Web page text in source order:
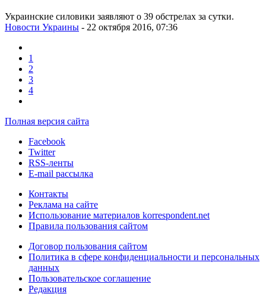
Украинские силовики заявляют о 39 обстрелах за сутки.
Новости Украины - 22 октября 2016, 07:36
1
2
3
4
Полная версия сайта
Facebook
Twitter
RSS-ленты
E-mail рассылка
Контакты
Реклама на сайте
Использование материалов korrespondent.net
Правила пользования сайтом
Договор пользования сайтом
Политика в сфере конфиденциальности и персональных
данных
Пользовательское соглашение
Редакция